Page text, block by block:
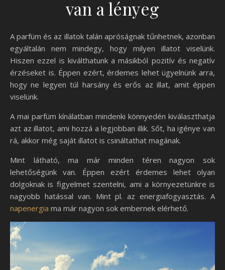
van a lényeg
A parfüm és az illatok talán apróságnak tűnhetnek, azonban
egyáltalán nem mindegy, hogy milyen illatot viselünk.
Hiszen ezzel is kiválthatunk a másikból pozitív és negatív
érzéseket is. Éppen ezért, érdemes lehet ügyelnünk arra,
hogy ne legyen túl harsány és erős az illat, amit éppen
viselünk.
A mai parfüm kínálatban mindenki könnyedén kiválaszthatja
azt az illatot, ami hozzá a legjobban illik. Sőt, ha igénye van
rá, akkor még saját illatot is csináltathat magának.
Mint látható, ma már minden téren nagyon sok
lehetőségünk van. Éppen ezért érdemes lehet olyan
dolgoknak is figyelmet szentelni, ami a környezetünkre is
nagyobb hatással van. Mint pl. az energiafogyasztás. A
napenergia ma már nagyon sok embernek elérhető.